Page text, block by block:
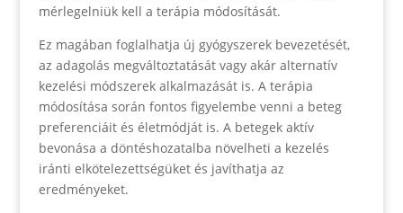
mérlegelniük kell a terápia módosítását.
Ez magában foglalhatja új gyógyszerek bevezetését,
az adagolás megváltoztatását vagy akár alternatív
kezelési módszerek alkalmazását is. A terápia
módosítása során fontos figyelembe venni a beteg
preferenciáit és életmódját is. A betegek aktív
bevonása a döntéshozatalba növelheti a kezelés
iránti elkötelezettségüket és javíthatja az
eredményeket.